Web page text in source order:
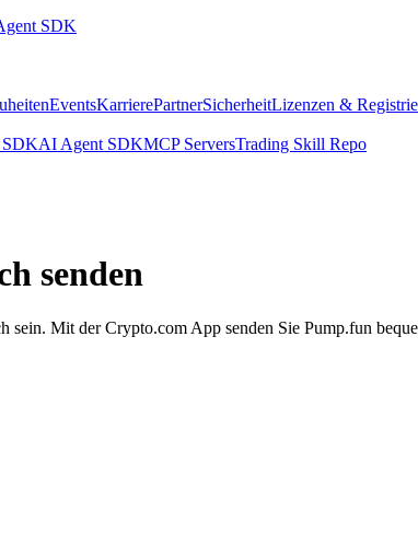
SDK
EventsKarrierePartnerSicherheitLizenzen &
SDKAI Agent SDKMCP ServersTrading Skill Repo
senden
sein. Mit der Crypto.com App senden Sie Pump.fun